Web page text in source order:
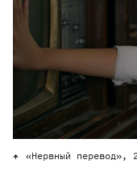
«Нервный перевод»,